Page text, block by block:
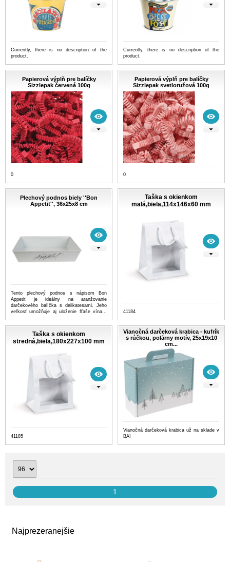
Najprezeranejšie
Currently, there is no description of the
product.
Currently, there is no description of the
product.
Papierová výplň pre balíčky
Sizzlepak červená 100g
0
Papierová výplň pre balíčky
Sizzlepak svetloružová 100g
0
Plechový podnos biely ''Bon
Appetit'', 36x25x8 cm
Tento plechový podnos s nápisom Bon
Appetit je ideálny na aranžovanie
darčekového balíčka s delikatesami. Jeho
veľkosť umožňuje aj uloženie fľaše vína...
Taška s okienkom
malá,biela,114x146x60 mm
41184
Taška s okienkom
stredná,biela,180x227x100 mm
41185
Vianočná darčeková krabica - kufrík
s rúčkou, polárny motív, 25x19x10
cm...
Vianočná darčeková krabica už na sklade v
BA!
1